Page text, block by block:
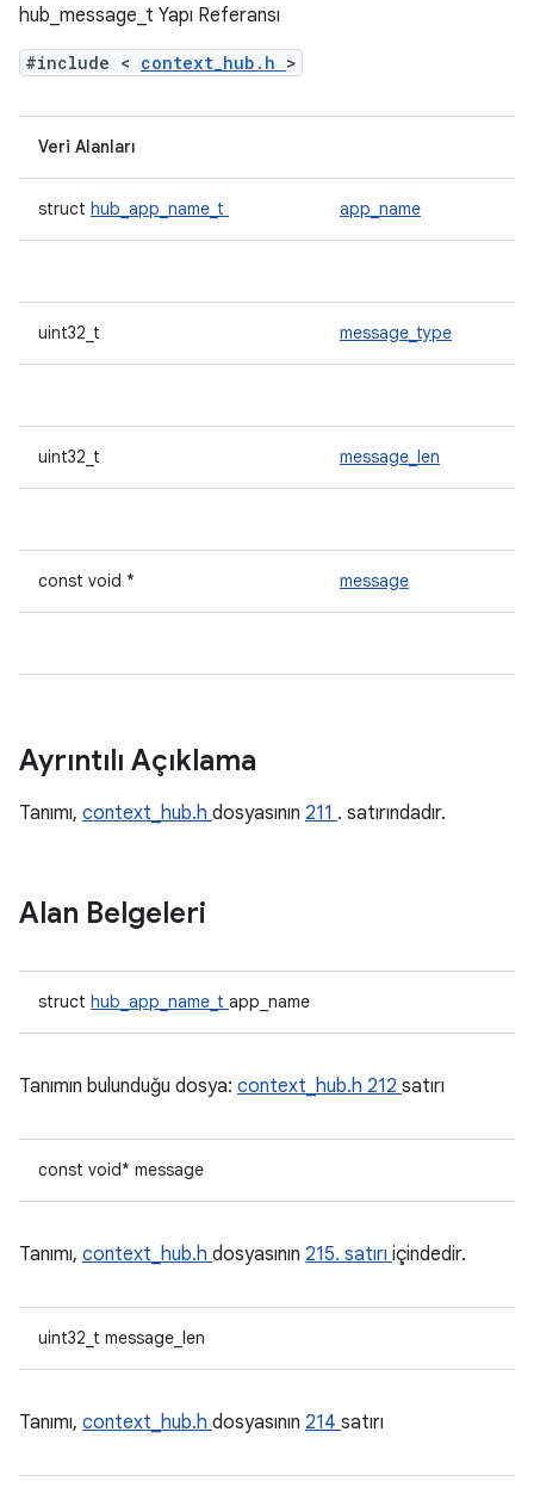
hub_message_t Yapı Referansı
#include < context_hub.h >
Veri Alanları
struct hub_app_name_t app_name
uint32_t message_type
uint32_t message_len
const void * message
Ayrıntılı Açıklama
Tanımı, context_hub.h dosyasının 211 . satırındadır.
Alan Belgeleri
struct hub_app_name_t app_name
Tanımın bulunduğu dosya: context_hub.h 212 satırı
const void* message
Tanımı, context_hub.h dosyasının 215. satırı içindedir.
uint32_t message_len
Tanımı, context_hub.h dosyasının 214 satırı